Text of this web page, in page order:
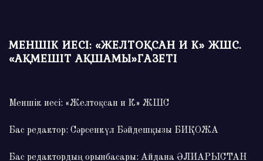
МЕНШІК ИЕСІ: «ЖЕЛТОҚСАН И К» ЖШС.
«АҚМЕШІТ АҚШАМЫ»ГАЗЕТІ
Меншік иесі: «Желтоқсан и К» ЖШС
Бас редактор: Сәрсенкүл Бәйдешқызы БИҚОЖА
Бас редактордың орынбасары: Айдана ӘЛИАРЫСТАН